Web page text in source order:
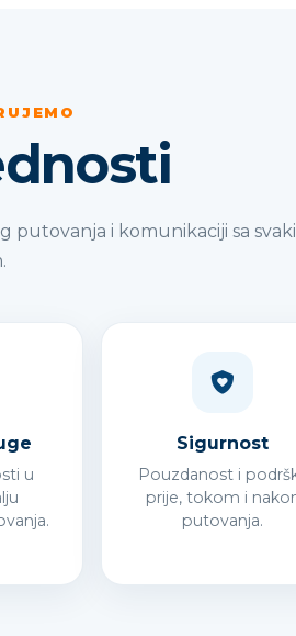
putovanja i komunikaciji sa
u
Sigurnost
Pouzdanost i
prije, tokom i
putovanja.